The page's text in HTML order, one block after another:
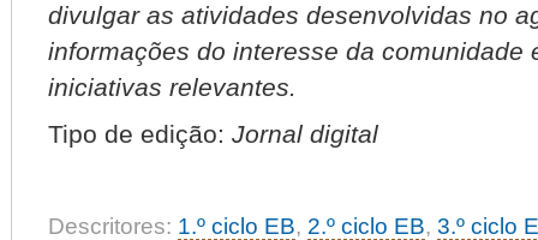
divulgar as atividades desenvolvidas no
informações do interesse da comunidade
iniciativas relevantes.
Tipo de edição: Jornal digital
Descritores: 1.º ciclo EB, 2.º ciclo EB, 3.º ciclo